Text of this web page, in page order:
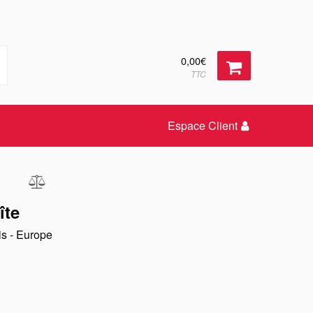
0,00€
TTC
Espace Client
- Europe